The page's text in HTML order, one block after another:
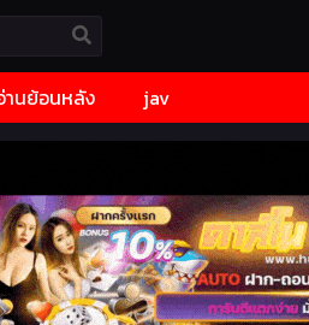
านย้อนหลัง jav